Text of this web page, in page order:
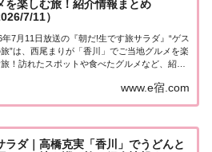
を楽しむ旅！紹介情報まとめ
7/11）
年7月11日放送の『朝だ!生です旅サラダ』“ゲス
旅”は、西尾まりが「香川」でご当地グルメを楽
旅！訪れたスポットや食べたグルメなど、紹介
西尾まり「香川」を巡る今日の“ゲストの旅”は
りさん。香川でご当地グルメを楽し...
www.e宿.com
ラダ｜高橋克実「香川」でうどんと